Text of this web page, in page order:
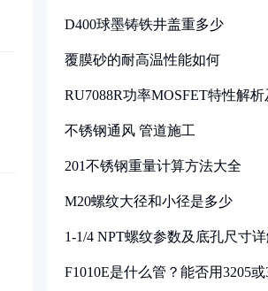
D400球墨铸铁井盖重多少
覆膜砂的耐高温性能如何
RU7088R功率MOSFET特性解析
不锈钢通风 管道施工
201不锈钢重量计算方法大全
M20螺纹大径和小径是多少
1-1/4 NPT螺纹参数及底孔尺寸
F1010E是什么管？能否用3205或